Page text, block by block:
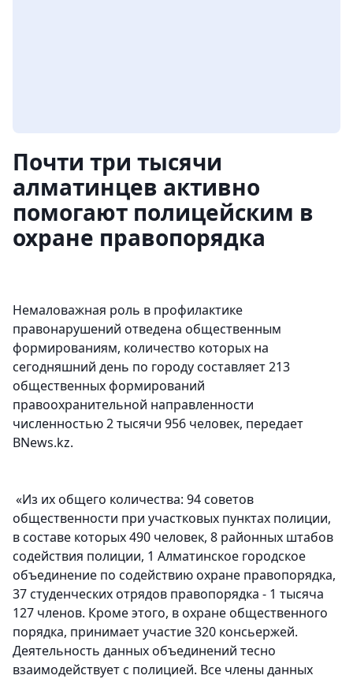
Почти три тысячи
алматинцев активно
помогают полицейским в
охране правопорядка
Немаловажная роль в профилактике
правонарушений отведена общественным
формированиям, количество которых на
сегодняшний день по городу составляет 213
общественных формирований
правоохранительной направленности
численностью 2 тысячи 956 человек, передает
BNews.kz.
«Из их общего количества: 94 советов
общественности при участковых пунктах полиции,
в составе которых 490 человек, 8 районных штабов
содействия полиции, 1 Алматинское городское
объединение по содействию охране правопорядка,
37 студенческих отрядов правопорядка - 1 тысяча
127 членов. Кроме этого, в охране общественного
порядка, принимает участие 320 консьержей.
Деятельность данных объединений тесно
взаимодействует с полицией. Все члены данных